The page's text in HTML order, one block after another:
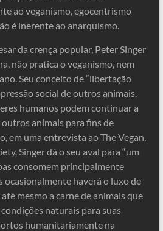
ao veganismo, egocentrismo
é inerente ao anarquismo.
da crença popular, Peter Singer
não pratica o veganismo, nem
Seu conceito de “libertação
social de outros animais.
humanos podem continuar a
animais para fins de
em uma entrevista ao The Vegan,
Singer dá o seu aval para “um
consomem principalmente
ocasionalmente haverá o luxo de
mesmo a carne de animais que
naturais para suas
humanitariamente na